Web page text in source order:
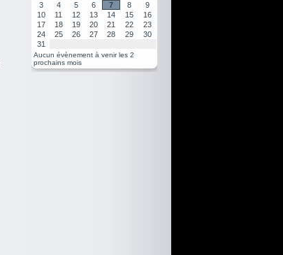
3
4 5 6 7 8
9
10
11 12 13 14 15
16
17
18 19 20 21 22
23
24
25 26 27 28 29
30
31
Aucun évènement à venir les 2
prochains mois